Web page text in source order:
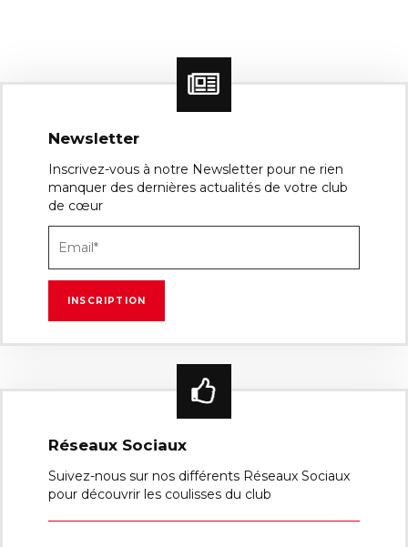
Newsletter
Inscrivez-vous à notre Newsletter pour ne rien
manquer des dernières actualités de votre club
de cœur
Réseaux Sociaux
Suivez-nous sur nos différents Réseaux Sociaux
pour découvrir les coulisses du club